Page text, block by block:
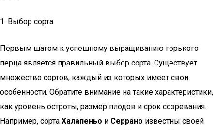
1. Выбор сорта
Первым шагом к успешному выращиванию горького
перца является правильный выбор сорта. Существует
множество сортов, каждый из которых имеет свои
особенности. Обратите внимание на такие характеристики,
как уровень остроты, размер плодов и срок созревания.
Например, сорта Халапеньо и Серрано известны своей